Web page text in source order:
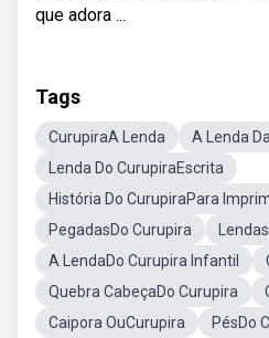
que adora ...
Tags
CurupiraA Lenda
A Lenda
Lenda Do CurupiraEscrita
História Do CurupiraPara
PegadasDo Curupira
A LendaDo Curupira Infantil
Quebra CabeçaDo Curupira
Caipora OuCurupira
PésDo